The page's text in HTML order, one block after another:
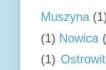
Muszyna
(1) Nowica
(1)